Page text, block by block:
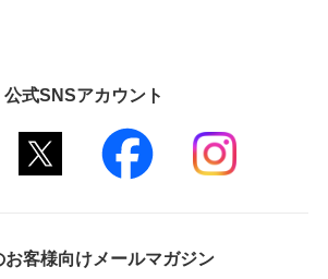
公式SNSアカウント
お客様向けメールマガジン